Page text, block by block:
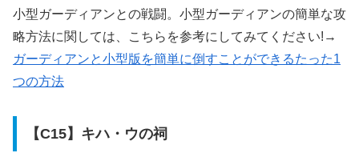
小型ガーディアンとの戦闘。小型ガーディアンの簡単な攻
略方法に関しては、こちらを参考にしてみてください!→
ガーディアンと小型版を簡単に倒すことができるたった1
つの方法
【C15】キハ・ウの祠